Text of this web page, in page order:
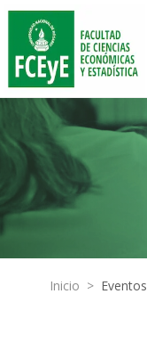
Inicio > Eventos